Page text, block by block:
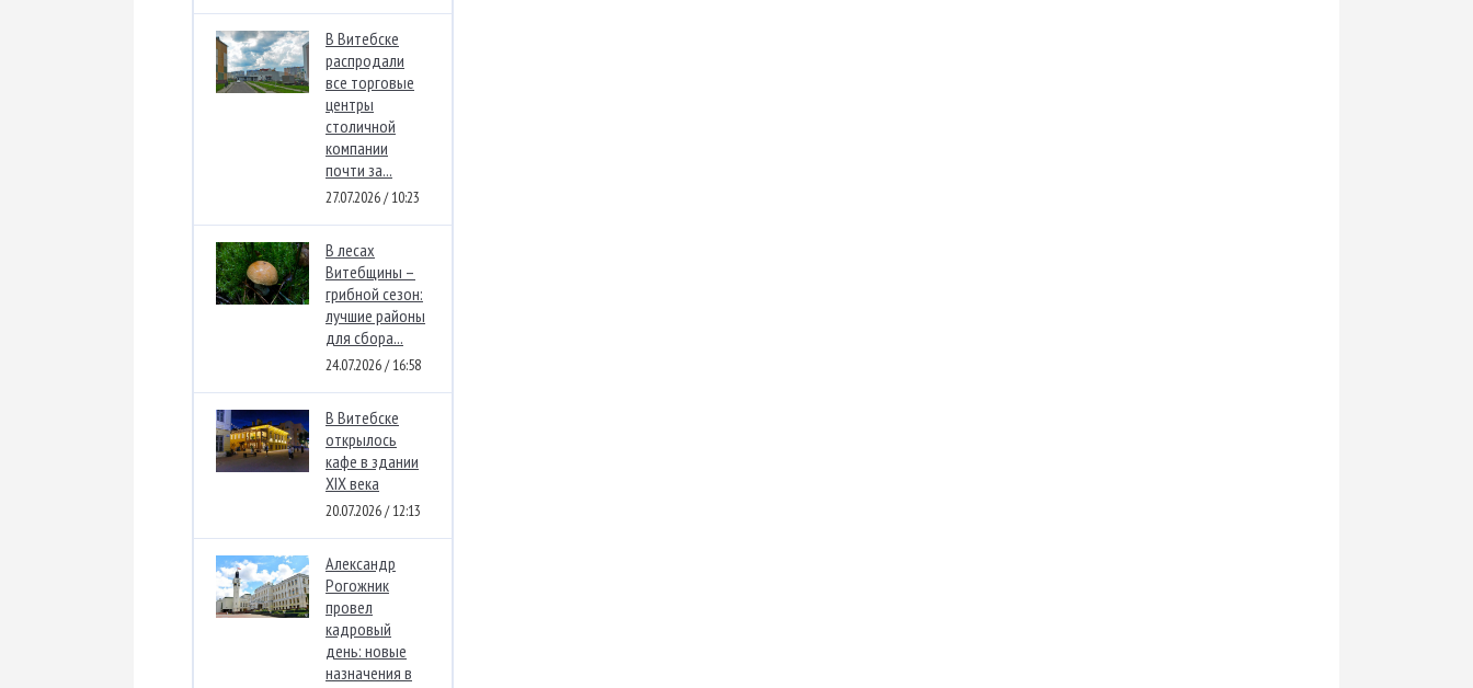
В Витебске
распродали
все торговые
центры
столичной
компании
почти за...
27.07.2026 / 10:23
В лесах
Витебщины –
грибной сезон:
лучшие районы
для сбора...
24.07.2026 / 16:58
В Витебске
открылось
кафе в здании
XIX века
20.07.2026 / 12:13
Александр
Рогожник
провел
кадровый
день: новые
назначения в